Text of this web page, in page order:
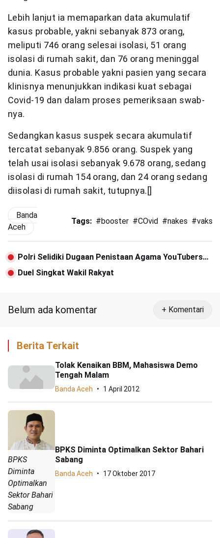
Lebih lanjut ia memaparkan data akumulatif
kasus probable, yakni sebanyak 873 orang,
meliputi 746 orang selesai isolasi, 51 orang
isolasi di rumah sakit, dan 76 orang meninggal
dunia. Kasus probable yakni pasien yang secara
klinisnya menunjukkan indikasi kuat sebagai
Covid-19 dan dalam proses pemeriksaan swab-
nya.
Sedangkan kasus suspek secara akumulatif
tercatat sebanyak 9.856 orang. Suspek yang
telah usai isolasi sebanyak 9.678 orang, sedang
isolasi di rumah 154 orang, dan 24 orang sedang
diisolasi di rumah sakit, tutupnya.[]
Banda
Aceh
Tags: #booster #COvid #nakes #vaksin
Polri Selidiki Dugaan Penistaan Agama YouTubers
Muhammad Kece
Duel Singkat Wakil Rakyat
Belum ada komentar + Komentari
Berita Terkait
Tolak Kenaikan BBM, Mahasiswa Demo
Tengah Malam
Banda Aceh 1 April 2012
BPKS
Diminta
Optimalkan
Sektor Bahari
Sabang
BPKS Diminta Optimalkan Sektor Bahari
Sabang
Banda Aceh 17 Oktober 2017